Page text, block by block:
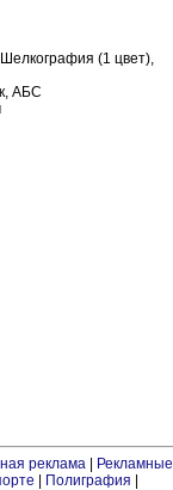
(1 цвет),
АБС
реклама
Рекламные
Полиграфия